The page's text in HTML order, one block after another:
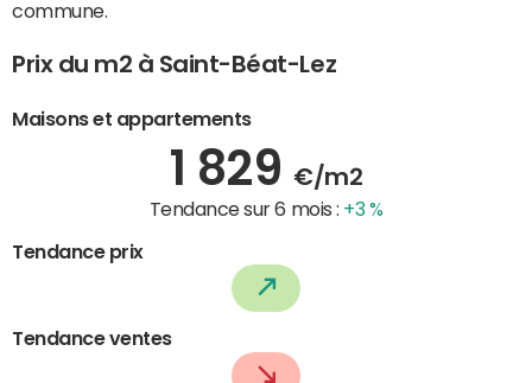
commune.
Prix du m2 à Saint-Béat-Lez
Maisons et appartements
1 829 €/m2
Tendance sur 6 mois : +3 %
Tendance prix
Tendance ventes